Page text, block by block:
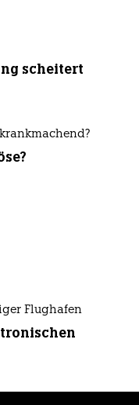
scheitert
Flughafen